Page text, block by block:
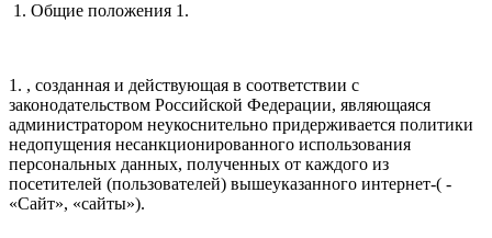
1. Общие положения 1.
1. , созданная и действующая в соответствии с
законодательством Российской Федерации, являющаяся
администратором неукоснительно придерживается политики
недопущения несанкционированного использования
персональных данных, полученных от каждого из
посетителей (пользователей) вышеуказанного интернет-( -
«Сайт», «сайты»).